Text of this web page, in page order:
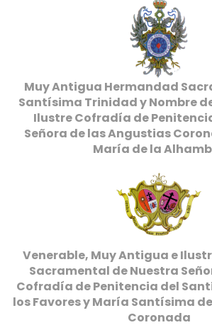
Muy Antigua Hermandad
Santísima Trinidad y Nombre
Ilustre Cofradía de
Señora de las Angustias
María de la
Venerable, Muy Antigua e
Sacramental de Nuestra
Cofradía de Penitencia del
los Favores y María Santísima
Coronada